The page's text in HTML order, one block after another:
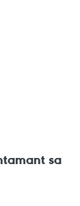
sa